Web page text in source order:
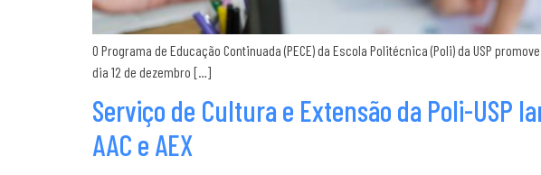
O Programa de Educação Continuada (PECE) da Escola Politécnica (Poli) da USP
dia 12 de dezembro […]
Serviço de Cultura e Extensão da Poli-USP
AAC e AEX